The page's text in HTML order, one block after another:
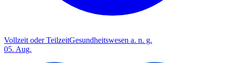
Vollzeit oder TeilzeitGesundheitswesen a. n. g.
05. Aug.